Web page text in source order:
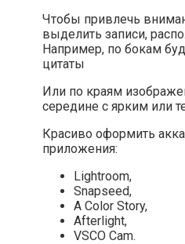
Чтобы привлечь
выделить записи,
Например, по бокам
цитаты
Или по краям
середине с ярким или
Красиво оформить
приложения:
Lightroom,
Snapseed,
A Color Story,
Afterlight,
VSCO Cam.